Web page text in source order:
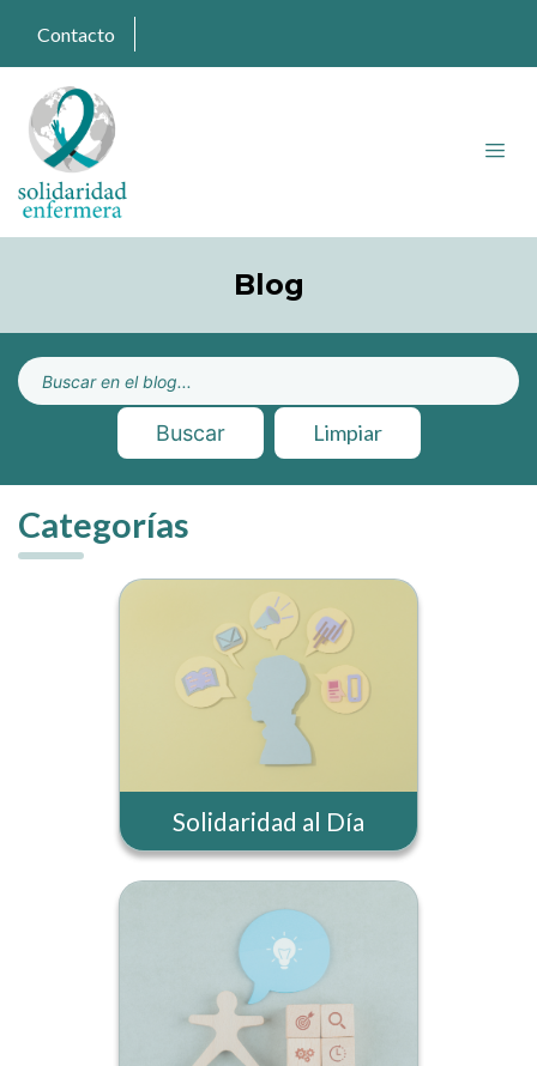
Contacto
Blog
Buscar Limpiar
Categorías
Solidaridad al Día